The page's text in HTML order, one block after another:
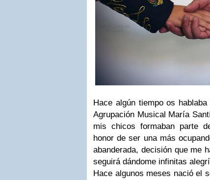
Hace algún tiempo os
Agrupación Musical María
mis chicos formaban parte
honor de ser una más
abanderada, decisión que me
seguirá dándome infinitas
Hace algunos meses nació el